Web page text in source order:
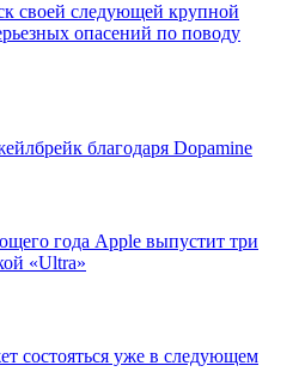
своей следующей крупной
опасений по поводу
благодаря Dopamine
года Apple выпустит три
«Ultra»
состояться уже в следующем